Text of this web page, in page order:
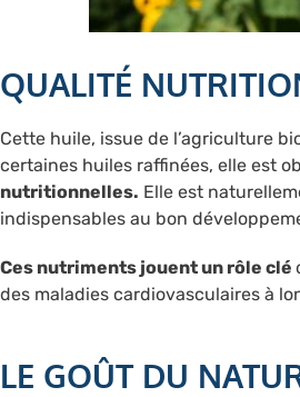
QUALITÉ
Cette huile, issue de l’agriculture
certaines huiles raffinées, elle est
nutritionnelles. Elle est
indispensables au bon
Ces nutriments jouent un rôle clé
des maladies cardiovasculaires à
LE GOÛT DU